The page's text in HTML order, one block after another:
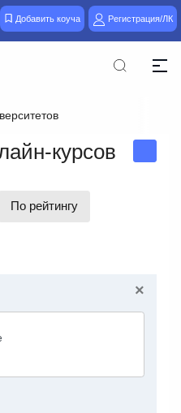
Добавить коуча Регистрация/ЛК
курсов
По рейтингу
×